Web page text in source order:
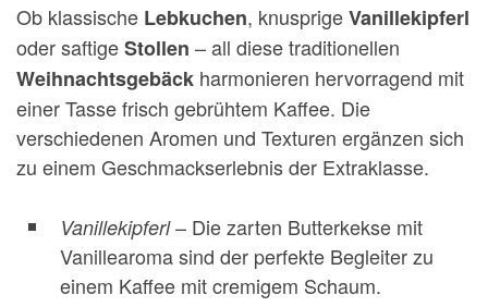
Ob klassische Lebkuchen, knusprigeVanillekipferl
oder saftigeStollen – all diese traditionellen
Weihnachtsgebäck harmonieren hervorragend mit
einer Tasse frisch gebrühtem Kaffee. Die
verschiedenen Aromen und Texturen ergänzen sich
zu einem Geschmackserlebnis der Extraklasse.
Vanillekipferl– Die zarten Butterkekse mit
Vanillearoma sind der perfekte Begleiter zu
einem Kaffee mit cremigem Schaum.